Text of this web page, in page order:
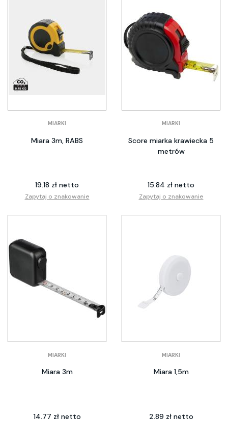
MIARKI
Miara 3m, RABS
19.18 zł netto
Zapytaj o znakowanie
MIARKI
Score miarka krawiecka 5
metrów
15.84 zł netto
Zapytaj o znakowanie
MIARKI
Miara 3m
14.77 zł netto
MIARKI
Miara 1,5m
2.89 zł netto